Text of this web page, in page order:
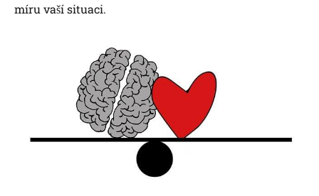
míru vaší situaci.